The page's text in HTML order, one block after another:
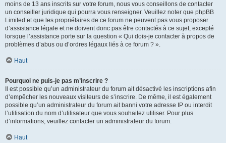
moins de 13 ans inscrits sur votre forum, nous vous conseillons de contacter
un conseiller juridique qui pourra vous renseigner. Veuillez noter que phpBB
Limited et que les propriétaires de ce forum ne peuvent pas vous proposer
d’assistance légale et ne doivent donc pas être contactés à ce sujet, excepté
lorsque l’assistance porte sur la question « Qui dois-je contacter à propos de
problèmes d’abus ou d’ordres légaux liés à ce forum ? ».
Haut
Pourquoi ne puis-je pas m’inscrire ?
Il est possible qu’un administrateur du forum ait désactivé les inscriptions afin
d’empêcher les nouveaux visiteurs de s’inscrire. De même, il est également
possible qu’un administrateur du forum ait banni votre adresse IP ou interdit
l’utilisation du nom d’utilisateur que vous souhaitez utiliser. Pour plus
d’informations, veuillez contacter un administrateur du forum.
Haut